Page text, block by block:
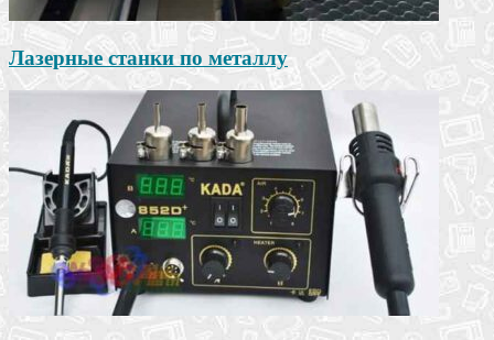
Лазерные станки по металлу